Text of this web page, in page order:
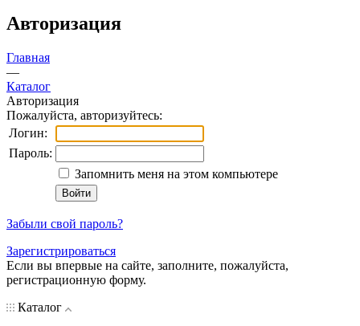
Авторизация
Главная
—
Каталог
Авторизация
Пожалуйста, авторизуйтесь:
Логин:
Пароль:
Запомнить меня на этом компьютере
Забыли свой пароль?
Зарегистрироваться
Если вы впервые на сайте, заполните, пожалуйста,
регистрационную форму.
Каталог